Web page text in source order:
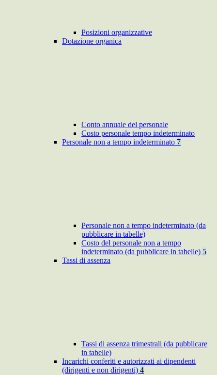
Posizioni organizzative
Dotazione organica
Conto annuale del personale
Costo personale tempo indeterminato
Personale non a tempo indeterminato 7
Personale non a tempo indeterminato (da
pubblicare in tabelle)
Costo del personale non a tempo
indeterminato (da pubblicare in tabelle) 5
Tassi di assenza
Tassi di assenza trimestrali (da pubblicare
in tabelle)
Incarichi conferiti e autorizzati ai dipendenti
(dirigenti e non dirigenti) 4